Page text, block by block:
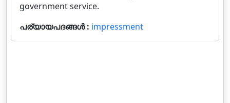
government service.
പര്യായപദങ്ങൾ : impressment